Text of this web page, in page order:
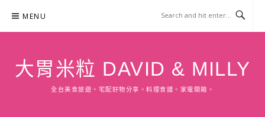
content
MENU
大胃米粒 DAVID & MILLY
全台美食旅遊。宅配好物分享。料理食譜。家電開箱。